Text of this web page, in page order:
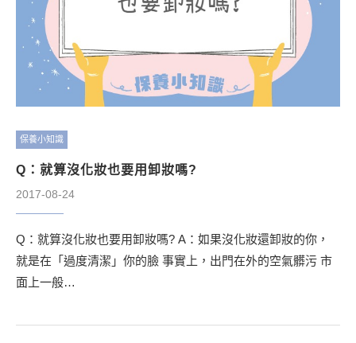
保養小知識
Q：就算沒化妝也要用卸妝嗎?
2017-08-24
Q：就算沒化妝也要用卸妝嗎? A：如果沒化妝還卸妝的你，
就是在「過度清潔」你的臉 事實上，出門在外的空氣髒污 市
面上一般…